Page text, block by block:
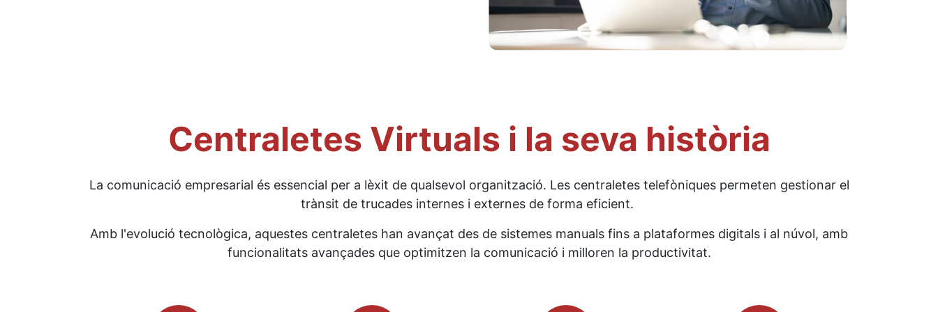
Centraletes Virtuals i la seva història
La comunicació empresarial és essencial per a lèxit de qualsevol organització. Les centraletes telefòniques permeten gestionar el
trànsit de trucades internes i externes de forma eficient.
Amb l'evolució tecnològica, aquestes centraletes han avançat des de sistemes manuals fins a plataformes digitals i al núvol, amb
funcionalitats avançades que optimitzen la comunicació i milloren la productivitat.